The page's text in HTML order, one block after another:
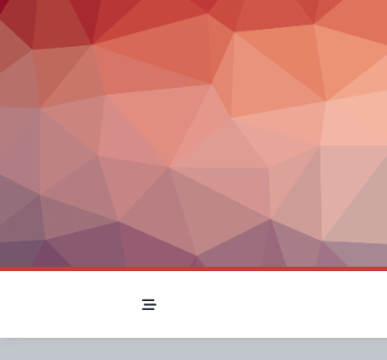
Saltar
al
contenido